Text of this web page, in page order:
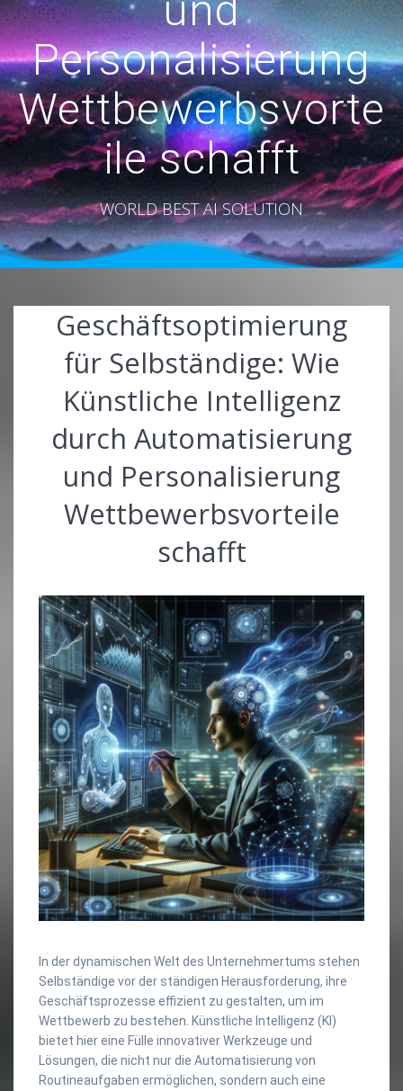
Personalisierung
Wettbewerbsvorte
ile schafft
WORLD BEST AI SOLUTION
Geschäftsoptimierung
für Selbständige: Wie
Künstliche Intelligenz
durch Automatisierung
und Personalisierung
Wettbewerbsvorteile
schafft
In der dynamischen Welt des Unternehmertums stehen
Selbständige vor der ständigen Herausforderung, ihre
Geschäftsprozesse effizient zu gestalten, um im
Wettbewerb zu bestehen. Künstliche Intelligenz (KI)
bietet hier eine Fülle innovativer Werkzeuge und
Lösungen, die nicht nur die Automatisierung von
Routineaufgaben ermöglichen, sondern auch eine